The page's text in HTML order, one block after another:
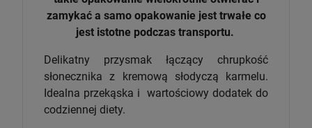
zamykać a samo opakowanie jest trwałe co
jest istotne podczas transportu.
Delikatny przysmak łączący chrupkość
słonecznika z kremową słodyczą karmelu.
Idealna przekąska i wartościowy dodatek do
codziennej diety.